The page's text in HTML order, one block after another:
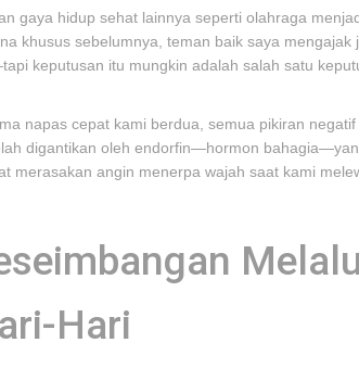
gaya hidup sehat lainnya seperti olahraga
khusus sebelumnya, teman baik saya mengajak
keputusan itu mungkin adalah salah satu
napas cepat kami berdua, semua pikiran
digantikan oleh endorfin—hormon
merasakan angin menerpa wajah saat kami
Hari